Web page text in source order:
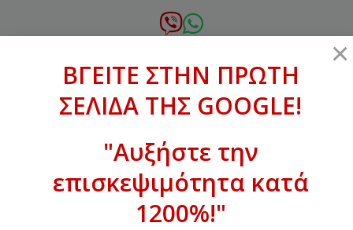
σε
xanthogenous@gmail.com
ΒΓΕΙΤΕ ΣΤΗΝ ΠΡΩΤΗ ΣΕΛΙΔΑ ΤΗΣ
GOOGLE!
×
ΒΓΕΙΤΕ ΣΤΗΝ ΠΡΩΤΗ
ΣΕΛΙΔΑ ΤΗΣ GOOGLE!
"Αυξήστε την
επισκεψιμότητα κατά
1200%!"